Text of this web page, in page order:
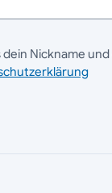
Nickname